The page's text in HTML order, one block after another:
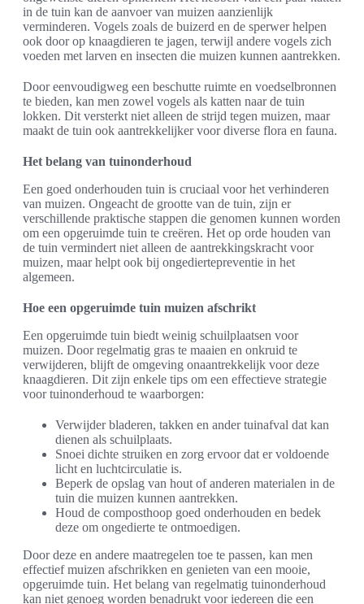
in de tuin kan de aanvoer van muizen aanzienlijk
verminderen. Vogels zoals de buizerd en de sperwer helpen
ook door op knaagdieren te jagen, terwijl andere vogels zich
voeden met larven en insecten die muizen kunnen aantrekken.
Door eenvoudigweg een beschutte ruimte en voedselbronnen
te bieden, kan men zowel vogels als katten naar de tuin
lokken. Dit versterkt niet alleen de strijd tegen muizen, maar
maakt de tuin ook aantrekkelijker voor diverse flora en fauna.
Het belang van tuinonderhoud
Een goed onderhouden tuin is cruciaal voor het verhinderen
van muizen. Ongeacht de grootte van de tuin, zijn er
verschillende praktische stappen die genomen kunnen worden
om een opgeruimde tuin te creëren. Het op orde houden van
de tuin vermindert niet alleen de aantrekkingskracht voor
muizen, maar helpt ook bij ongediertepreventie in het
algemeen.
Hoe een opgeruimde tuin muizen afschrikt
Een opgeruimde tuin biedt weinig schuilplaatsen voor
muizen. Door regelmatig gras te maaien en onkruid te
verwijderen, blijft de omgeving onaantrekkelijk voor deze
knaagdieren. Dit zijn enkele tips om een effectieve strategie
voor tuinonderhoud te waarborgen:
Verwijder bladeren, takken en ander tuinafval dat kan
dienen als schuilplaats.
Snoei dichte struiken en zorg ervoor dat er voldoende
licht en luchtcirculatie is.
Beperk de opslag van hout of anderen materialen in de
tuin die muizen kunnen aantrekken.
Houd de composthoop goed onderhouden en bedek
deze om ongedierte te ontmoedigen.
Door deze en andere maatregelen toe te passen, kan men
effectief muizen afschrikken en genieten van een mooie,
opgeruimde tuin. Het belang van regelmatig tuinonderhoud
kan niet genoeg worden benadrukt voor iedereen die een